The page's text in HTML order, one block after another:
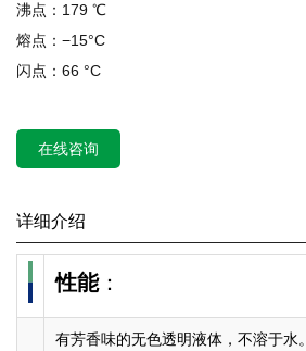
沸点：179 ℃
熔点：−15°C
闪点：66 °C
在线咨询
详细介绍
性能：
有芳香味的无色透明液体，不溶于水。